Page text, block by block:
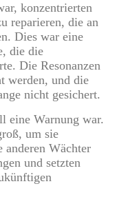
konzentrierten
reparieren, die an
Dies war eine
die die
Die Resonanzen
werden, und die
nicht gesichert.
eine Warnung war.
um sie
Wächter
und setzten